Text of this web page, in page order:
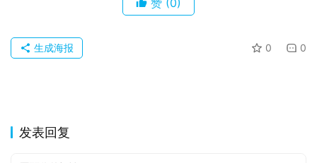
赞 (0)
0 0
生成海报
发表回复